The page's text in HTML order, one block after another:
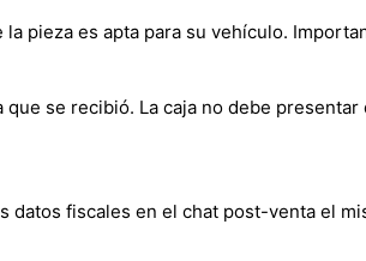
pieza es apta para su vehículo.
se recibió. La caja no debe
datos fiscales en el chat post-venta el